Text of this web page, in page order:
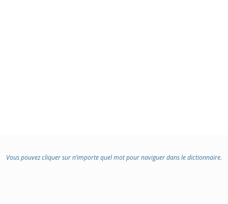
Vous pouvez cliquer sur n’importe quel mot pour naviguer dans le dictionnaire.